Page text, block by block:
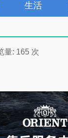
生活
量: 165 次